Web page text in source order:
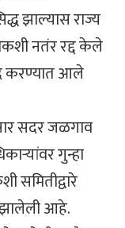
झाल्यास राज्य
नतंर रद्द केले
करण्यात आले
सदर जळगाव
गुन्हा
समितीद्वारे
आहे.